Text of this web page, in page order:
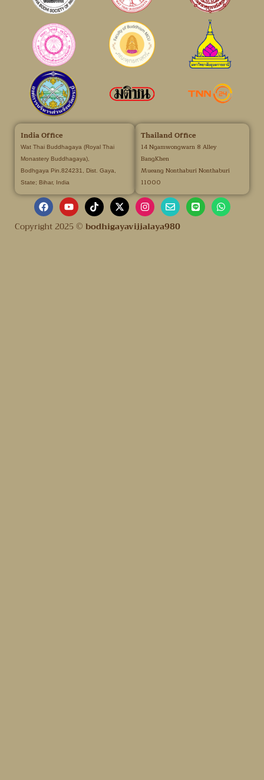
India Office
Wat Thai Buddhagaya (Royal Thai
Monastery Buddhagaya),
Bodhgaya Pin.824231, Dist. Gaya,
State; Bihar, India
Thailand Office
14 Ngamwongwarn 8 Alley
BangKhen
Mueang Nonthaburi Nonthaburi
11000
Copyright 2025 ©bodhigayavijjalaya980